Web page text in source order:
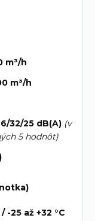
m³/h
m³/h
32/25 dB(A) (v
5 hodnôt)
-25 až +32 °C